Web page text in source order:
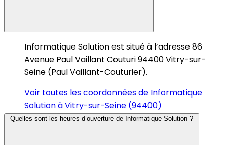
Informatique Solution est situé à l’adresse 86
Avenue Paul Vaillant Couturi 94400 Vitry-sur-
Seine (Paul Vaillant-Couturier).
Voir toutes les coordonnées de Informatique
Solution à Vitry-sur-Seine (94400)
Quelles sont les heures d’ouverture de Informatique Solution ?